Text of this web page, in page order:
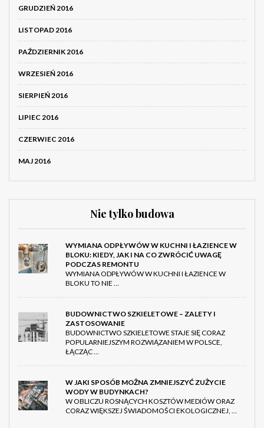
GRUDZIEŃ 2016
LISTOPAD 2016
PAŹDZIERNIK 2016
WRZESIEŃ 2016
SIERPIEŃ 2016
LIPIEC 2016
CZERWIEC 2016
MAJ 2016
Nie tylko budowa
WYMIANA ODPŁYWÓW W KUCHNI I ŁAZIENCE W
BLOKU: KIEDY, JAK I NA CO ZWRÓCIĆ UWAGĘ
PODCZAS REMONTU
WYMIANA ODPŁYWÓW W KUCHNI I ŁAZIENCE W
BLOKU TO NIE …
BUDOWNICTWO SZKIELETOWE – ZALETY I
ZASTOSOWANIE
BUDOWNICTWO SZKIELETOWE STAJE SIĘ CORAZ
POPULARNIEJSZYM ROZWIĄZANIEM W POLSCE,
ŁĄCZĄC …
W JAKI SPOSÓB MOŻNA ZMNIEJSZYĆ ZUŻYCIE
WODY W BUDYNKACH?
W OBLICZU ROSNĄCYCH KOSZTÓW MEDIÓW ORAZ
CORAZ WIĘKSZEJ ŚWIADOMOŚCI EKOLOGICZNEJ, …